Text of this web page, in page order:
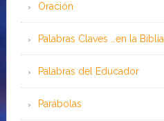
Oración
Palabras Claves …en la Biblia
Palabras del Educador
Parábolas